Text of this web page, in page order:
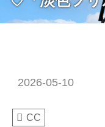
2026-05-10
CC